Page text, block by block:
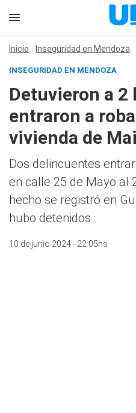
Inicio Inseguridad en Mendoza
INSEGURIDAD EN MENDOZA
Detuvieron a 2
entraron a
vivienda de
Dos delincuentes
en calle 25 de Mayo al
hecho se registró en
hubo detenidos
10 de junio 2024 - 22:05hs